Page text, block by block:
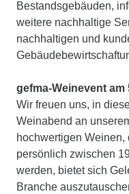
Bestandsgebäuden,
weitere nachhaltige
nachhaltigen und
gefma-Weinevent am
Wir freuen uns, in
Weinabend an
hochwertigen Weinen,
persönlich zwischen
werden, bietet sich
Branche